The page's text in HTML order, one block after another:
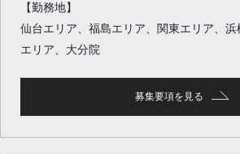
【勤務地】
仙台エリア、福島エリア、関東エリア、
エリア、大分院
募集要項を見る